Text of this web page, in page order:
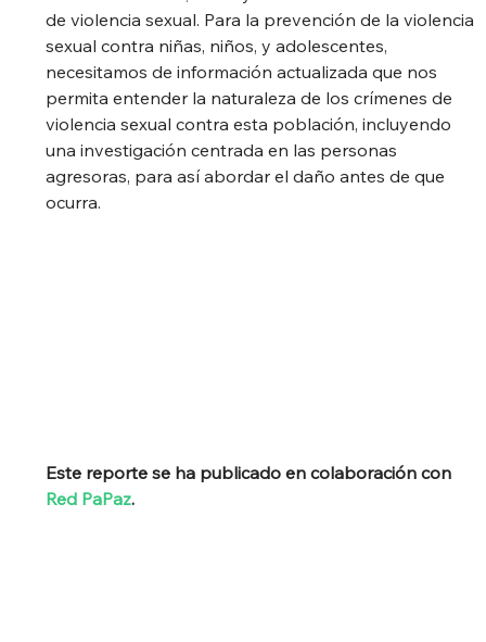
de violencia sexual. Para la prevención de la violencia
sexual contra niñas, niños, y adolescentes,
necesitamos de información actualizada que nos
permita entender la naturaleza de los crímenes de
violencia sexual contra esta población, incluyendo
una investigación centrada en las personas
agresoras, para así abordar el daño antes de que
ocurra.
Este reporte se ha publicado en colaboración con
Red PaPaz.